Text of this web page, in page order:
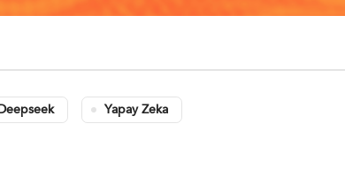
Yapay Zeka